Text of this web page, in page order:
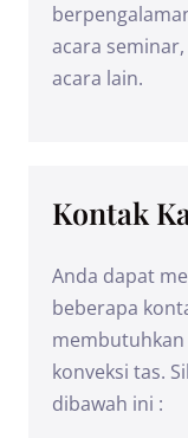
acara
acara lain.
Kontak
Anda dapat
beberapa
konveksi tas.
dibawah ini :